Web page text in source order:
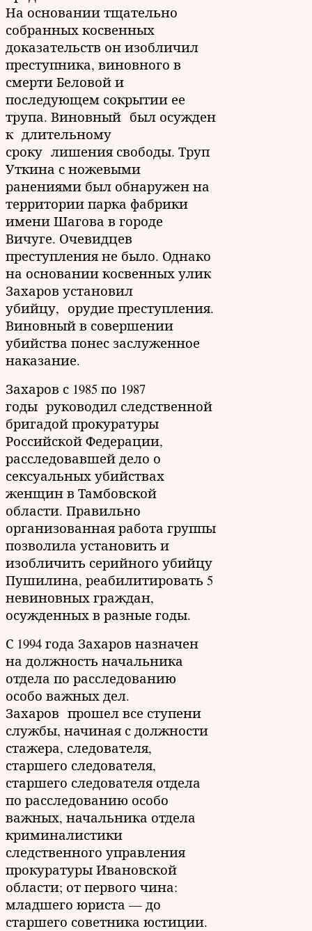
На основании тщательно
собранных косвенных
доказательств он изобличил
преступника, виновного в
смерти Беловой и
последующем сокрытии ее
трупа. Виновный был осужден
к длительному
сроку лишения свободы. Труп
Уткина с ножевыми
ранениями был обнаружен на
территории парка фабрики
имени Шагова в городе
Вичуге. Очевидцев
преступления не было. Однако
на основании косвенных улик
Захаров установил
убийцу, орудие преступления.
Виновный в совершении
убийства понес заслуженное
наказание.
Захаров с 1985 по 1987
годы руководил следственной
бригадой прокуратуры
Российской Федерации,
расследовавшей дело о
сексуальных убийствах
женщин в Тамбовской
области. Правильно
организованная работа группы
позволила установить и
изобличить серийного убийцу
Пушилина, реабилитировать 5
невиновных граждан,
осужденных в разные годы.
С 1994 года Захаров назначен
на должность начальника
отдела по расследованию
особо важных дел.
Захаров прошел все ступени
службы, начиная с должности
стажера, следователя,
старшего следователя,
старшего следователя отдела
по расследованию особо
важных, начальника отдела
криминалистики
следственного управления
прокуратуры Ивановской
области; от первого чина:
младшего юриста — до
старшего советника юстиции.